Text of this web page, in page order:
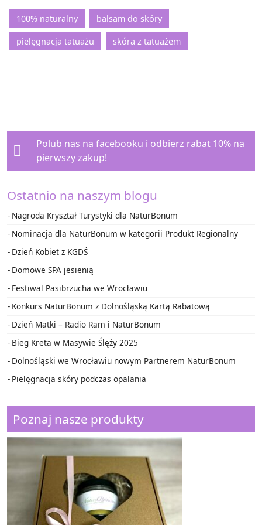
100% naturalny balsam do skóry
pielęgnacja tatuażu skóra z tatuażem
Polub nas na facebooku i odbierz rabat 10% na
pierwszy zakup!
Ostatnio na naszym blogu
Nagroda Kryształ Turystyki dla NaturBonum
Nominacja dla NaturBonum w kategorii Produkt Regionalny
Dzień Kobiet z KGDŚ
Domowe SPA jesienią
Festiwal Pasibrzucha we Wrocławiu
Konkurs NaturBonum z Dolnośląską Kartą Rabatową
Dzień Matki – Radio Ram i NaturBonum
Bieg Kreta w Masywie Ślęży 2025
Dolnośląski we Wrocławiu nowym Partnerem NaturBonum
Pielęgnacja skóry podczas opalania
Poznaj nasze produkty